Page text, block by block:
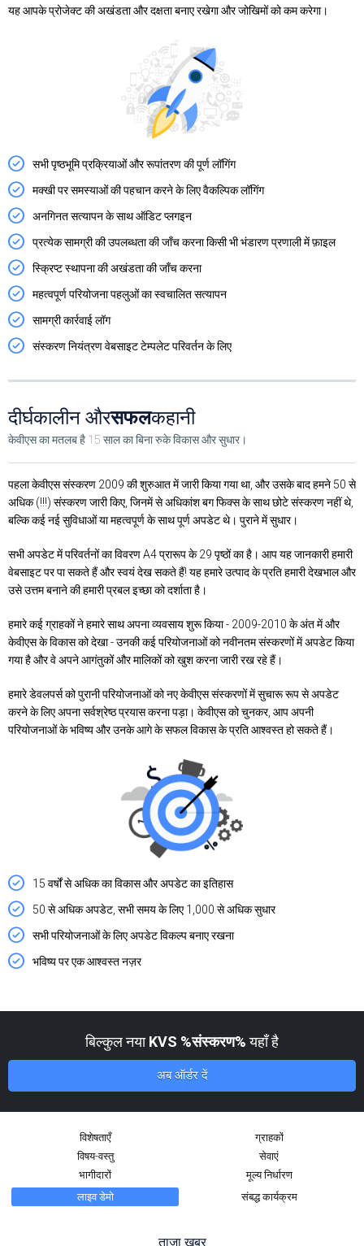
यह आपके प्रोजेक्ट की अखंडता और दक्षता बनाए रखेगा और जोखिमों को कम करेगा।
सभी पृष्ठभूमि प्रक्रियाओं और रूपांतरण की पूर्ण लॉगिंग
मक्खी पर समस्याओं की पहचान करने के लिए वैकल्पिक लॉगिंग
अनगिनत सत्यापन के साथ ऑडिट प्लगइन
प्रत्येक सामग्री की उपलब्धता की जाँच करना किसी भी भंडारण प्रणाली में फ़ाइल
स्क्रिप्ट स्थापना की अखंडता की जाँच करना
महत्वपूर्ण परियोजना पहलुओं का स्वचालित सत्यापन
सामग्री कार्रवाई लॉग
संस्करण नियंत्रण वेबसाइट टेम्पलेट परिवर्तन के लिए
दीर्घकालीन औरसफलकहानी
केवीएस का मतलब है 15 साल का बिना रुके विकास और सुधार।
पहला केवीएस संस्करण 2009 की शुरुआत में जारी किया गया था, और उसके बाद हमने 50 से
अधिक (!!!) संस्करण जारी किए, जिनमें से अधिकांश बग फिक्स के साथ छोटे संस्करण नहीं थे,
बल्कि कई नई सुविधाओं या महत्वपूर्ण के साथ पूर्ण अपडेट थे। पुराने में सुधार।
सभी अपडेट में परिवर्तनों का विवरण A4 प्रारूप के 29 पृष्ठों का है। आप यह जानकारी हमारी
वेबसाइट पर पा सकते हैं और स्वयं देख सकते हैं! यह हमारे उत्पाद के प्रति हमारी देखभाल और
उसे उत्तम बनाने की हमारी प्रबल इच्छा को दर्शाता है।
हमारे कई ग्राहकों ने हमारे साथ अपना व्यवसाय शुरू किया - 2009-2010 के अंत में और
केवीएस के विकास को देखा - उनकी कई परियोजनाओं को नवीनतम संस्करणों में अपडेट किया
गया है और वे अपने आगंतुकों और मालिकों को खुश करना जारी रख रहे हैं।
हमारे डेवलपर्स को पुरानी परियोजनाओं को नए केवीएस संस्करणों में सुचारू रूप से अपडेट
करने के लिए अपना सर्वश्रेष्ठ प्रयास करना पड़ा। केवीएस को चुनकर, आप अपनी
परियोजनाओं के भविष्य और उनके आगे के सफल विकास के प्रति आश्वस्त हो सकते हैं।
15 वर्षों से अधिक का विकास और अपडेट का इतिहास
50 से अधिक अपडेट, सभी समय के लिए 1,000 से अधिक सुधार
सभी परियोजनाओं के लिए अपडेट विकल्प बनाए रखना
भविष्य पर एक आश्वस्त नज़र
बिल्कुल नयाKVS %संस्करण%यहाँ है
अब ऑर्डर दें
विशेषताएँ
ग्राहकों
विषय-वस्तु
सेवाएं
भागीदारों
मूल्य निर्धारण
लाइव डेमो
संबद्ध कार्यक्रम
ताजा खबर